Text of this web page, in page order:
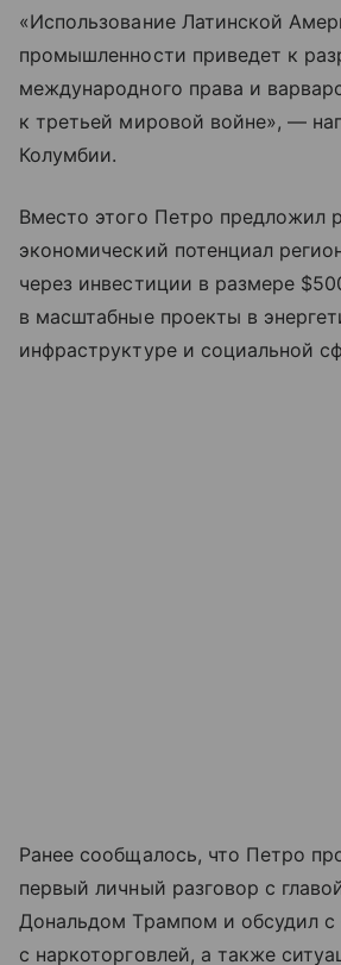
«Использование Латинской
промышленности приведет к
международного права и
к третьей мировой войне», —
Колумбии.
Вместо этого Петро предложил
экономический потенциал
через инвестиции в размере
в масштабные проекты в
инфраструктуре и социальной
Ранее сообщалось, что Петро
первый личный разговор с
Дональдом Трампом и обсудил с
с наркоторговлей, а также